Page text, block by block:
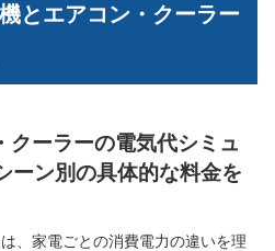
とエアコン・クーラー
クーラーの電気代シミュ
ーン別の具体的な料金を
、家電ごとの消費電力の違いを理